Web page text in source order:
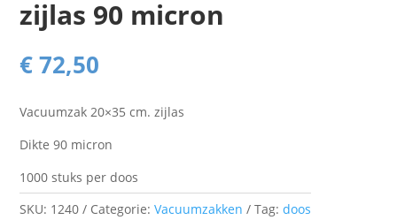
zijlas 90 micron
€72,50
Vacuumzak 20×35 cm. zijlas
Dikte 90 micron
1000 stuks per doos
SKU: 1240 Categorie:Vacuumzakken Tag:doos